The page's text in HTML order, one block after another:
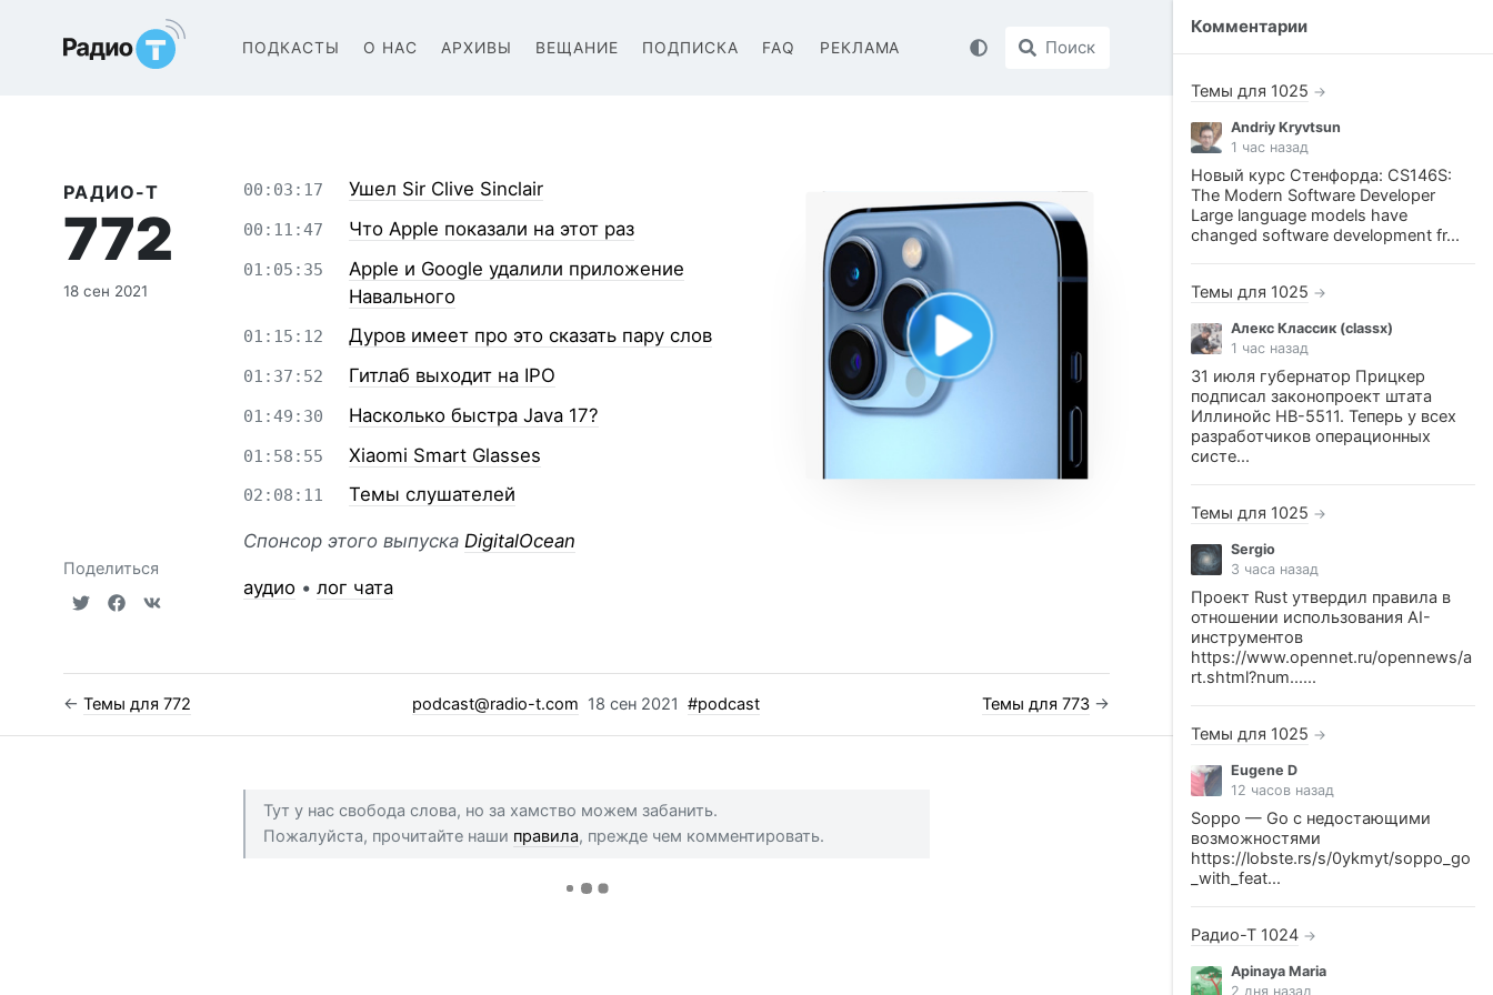
Радио-Т Подкаст Поиск
ПОДКАСТЫ О НАС АРХИВЫ ВЕЩАНИЕ ПОДПИСКА FAQ РЕКЛАМА
РАДИО-Т
772
18 сен 2021
Поделиться
00:03:17 Ушел Sir Clive Sinclair
00:11:47 Что Apple показали на этот раз
01:05:35
Apple и Google удалили приложение
Навального
01:15:12 Дуров имеет про это сказать пару слов
01:37:52 Гитлаб выходит на IPO
01:49:30 Насколько быстра Java 17?
01:58:55 Xiaomi Smart Glasses
02:08:11 Темы слушателей
Спонсор этого выпускаDigitalOcean
аудио •лог чата
←Темы для 772 Темы для 773→
podcast@radio-t.com 18 сен 2021 #podcast
Тут у нас свобода слова, но за хамство можем забанить.
Пожалуйста, прочитайте наши правила, прежде чем комментировать.
Комментарии
Темы для 1025 →
Andriy Kryvtsun
1 час назад
Новый курс Стенфорда: CS146S:
The Modern Software Developer
Large language models have
changed software development fr...
Темы для 1025 →
Алекс Классик (classx)
1 час назад
31 июля губернатор Прицкер
подписал законопроект штата
Иллинойс HB-5511. Теперь у всех
разработчиков операционных
систе...
Темы для 1025 →
Sergio
3 часа назад
Проект Rust утвердил правила в
отношении использования AI-
инструментов
https://www.opennet.ru/opennews/a
rt.shtml?num......
Темы для 1025 →
Eugene D
12 часов назад
Soppo — Go с недостающими
возможностями
https://lobste.rs/s/0ykmyt/soppo_go
_with_feat...
Радио-Т 1024 →
Apinaya Maria
2 дня назад